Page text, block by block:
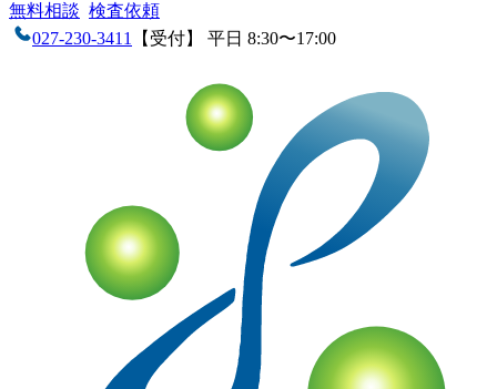
無料相談 検査依頼
027-230-3411
【受付】 平日 8:30〜17:00